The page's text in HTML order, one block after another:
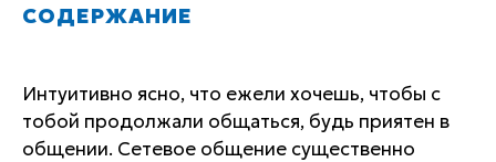
СОДЕРЖАНИЕ
Интуитивно ясно, что ежели хочешь, чтобы с
тобой продолжали общаться, будь приятен в
общении. Сетевое общение существенно